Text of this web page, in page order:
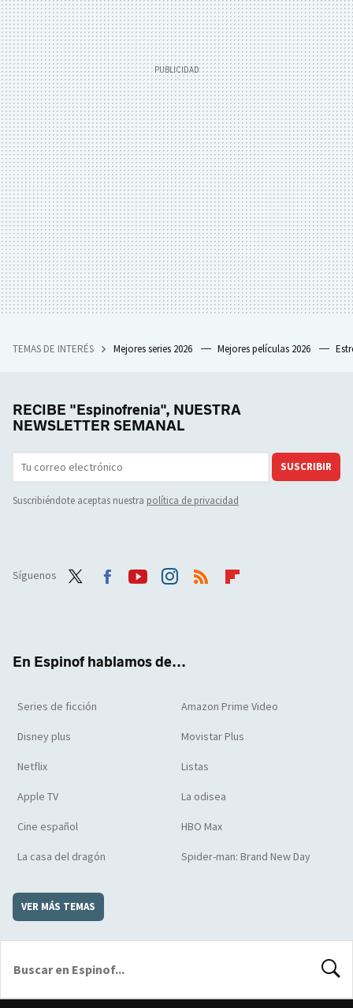
TEMAS DE INTERÉS Mejores series 2026 Mejores películas 2026
RECIBE "Espinofrenia", NUESTRA
NEWSLETTER SEMANAL
SUSCRIBIR
Suscribiéndote aceptas nuestra política de privacidad
Síguenos
En Espinof hablamos de...
Series de ficción Amazon Prime Video
Disney plus Movistar Plus
Netflix Listas
Apple TV La odisea
Cine español HBO Max
La casa del dragón Spider-man: Brand New Day
VER MÁS TEMAS